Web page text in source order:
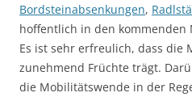
Bordsteinabsenkungen,
hoffentlich in den
Es ist sehr erfreulich, dass die
zunehmend Früchte trägt.
die Mobilitätswende in der